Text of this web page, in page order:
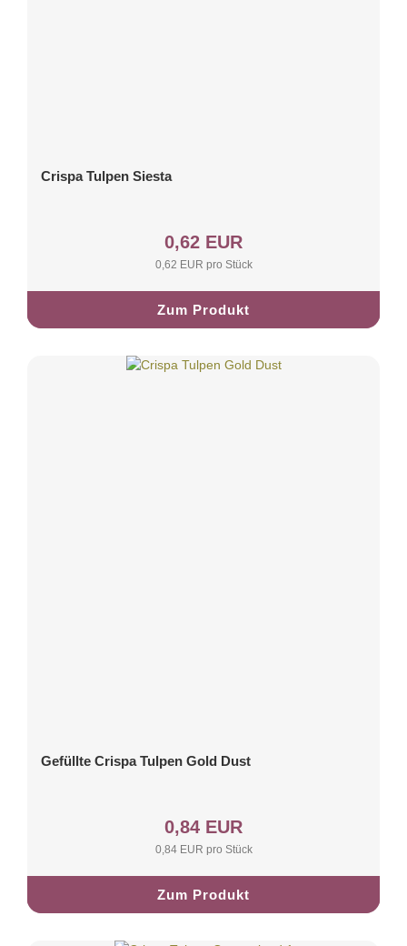
Crispa Tulpen Siesta
0,62 EUR
0,62 EUR pro Stück
Zum Produkt
Gefüllte Crispa Tulpen Gold Dust
0,84 EUR
0,84 EUR pro Stück
Zum Produkt